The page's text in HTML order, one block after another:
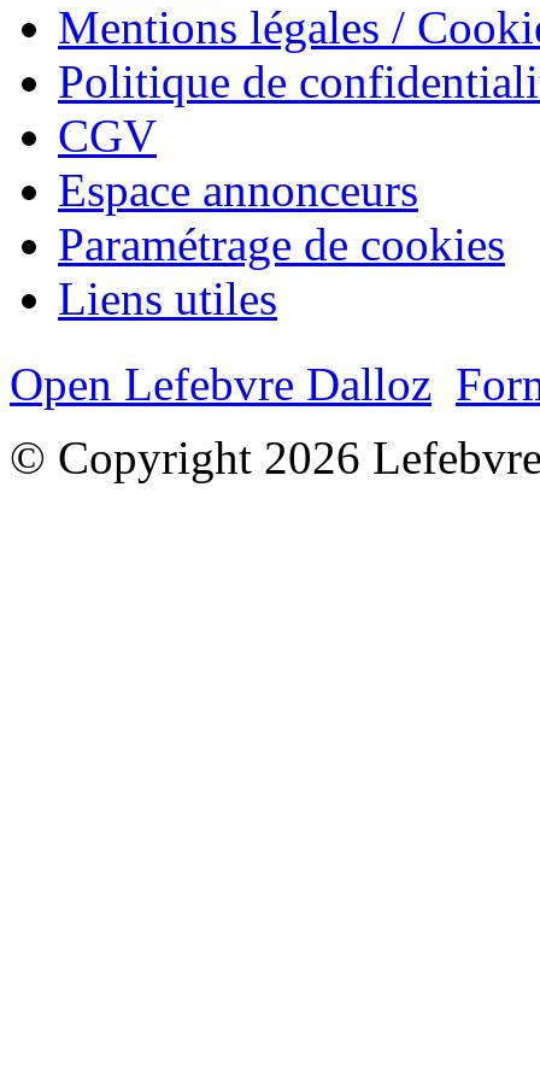
Mentions légales /
Politique de
CGV
Espace annonceurs
Paramétrage de cookies
Liens utiles
Open Lefebvre Dalloz
© Copyright 2026